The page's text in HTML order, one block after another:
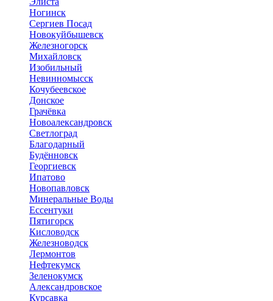
Ногинск
Сергиев Посад
Новокуйбышевск
Железногорск
Михайловск
Изобильный
Невинномысск
Кочубеевское
Донское
Грачёвка
Новоалександровск
Светлоград
Благодарный
Будённовск
Георгиевск
Ипатово
Новопавловск
Минеральные Воды
Ессентуки
Пятигорск
Кисловодск
Железноводск
Лермонтов
Нефтекумск
Зеленокумск
Александровское
Курсавка